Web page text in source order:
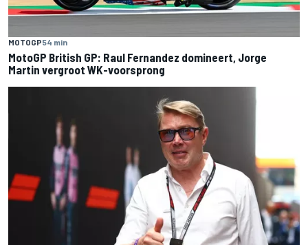
MOTOGP54 min
MotoGP British GP: Raul Fernandez domineert, Jorge
Martin vergroot WK-voorsprong